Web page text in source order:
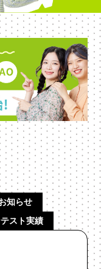
知らせ
スト実績